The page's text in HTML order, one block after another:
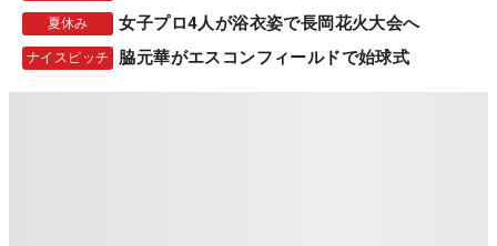
夏休み 女子プロ4人が浴衣姿で長岡花火大会へ
ナイスピッチ 脇元華がエスコンフィールドで始球式